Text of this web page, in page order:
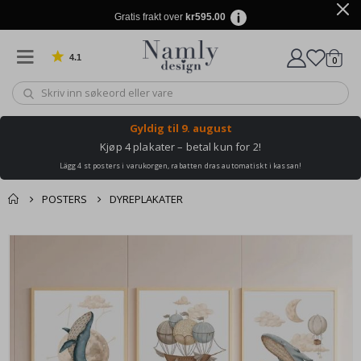
Gratis frakt over kr595.00
4.1 Basert på 1031 stemmer 0varer
Gyldig til 9. august
Kjøp 4 plakater – betal kun for 2!
Lägg 4 st posters i varukorgen, rabatten dras automatiskt i kassan!
POSTERS DYREPLAKATER
Andre kjøpte